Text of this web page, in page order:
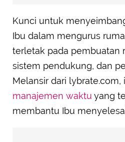
Kunci untuk
Ibu dalam mengurus
terletak pada pembuatan
sistem pendukung, dan
Melansir dari lybrate.com,
manajemen waktu yang
membantu Ibu